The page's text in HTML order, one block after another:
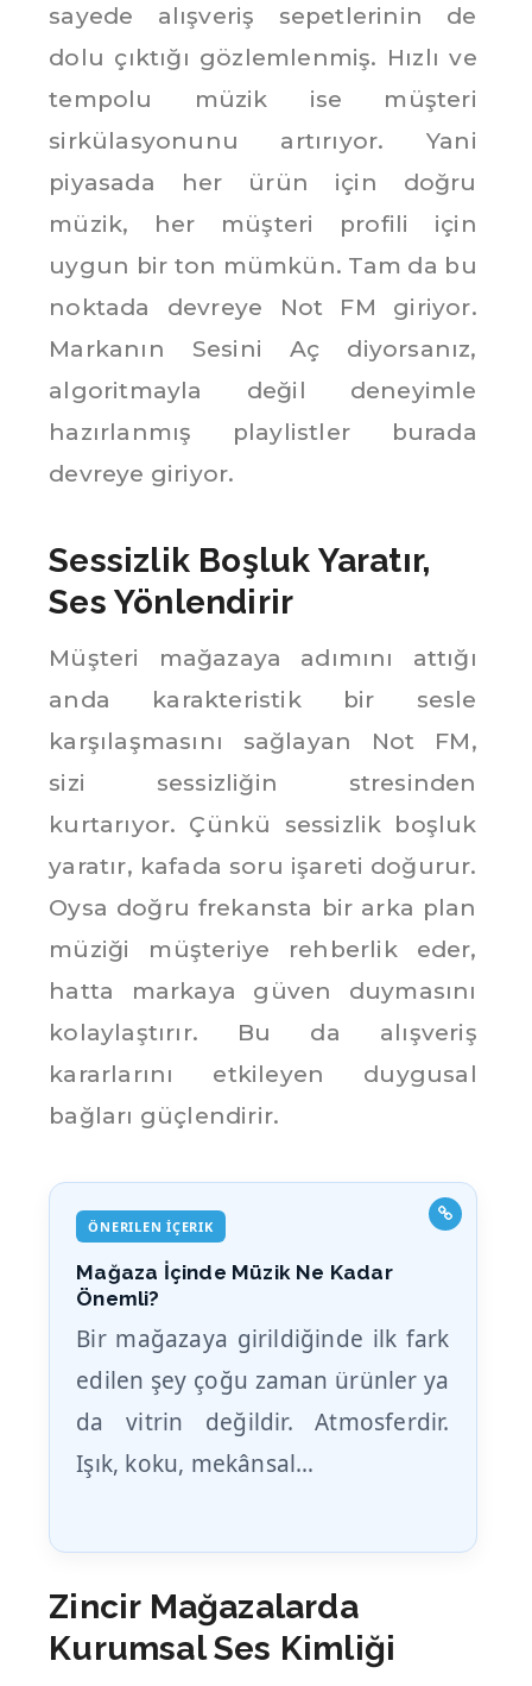
sayede alışveriş sepetlerinin de
dolu çıktığı gözlemlenmiş. Hızlı ve
tempolu müzik ise müşteri
sirkülasyonunu artırıyor. Yani
piyasada her ürün için doğru
müzik, her müşteri profili için
uygun bir ton mümkün. Tam da bu
noktada devreye Not FM giriyor.
Markanın Sesini Aç diyorsanız,
algoritmayla değil deneyimle
hazırlanmış playlistler burada
devreye giriyor.
Sessizlik Boşluk Yaratır,
Ses Yönlendirir
Müşteri mağazaya adımını attığı
anda karakteristik bir sesle
karşılaşmasını sağlayan Not FM,
sizi sessizliğin stresinden
kurtarıyor. Çünkü sessizlik boşluk
yaratır, kafada soru işareti doğurur.
Oysa doğru frekansta bir arka plan
müziği müşteriye rehberlik eder,
hatta markaya güven duymasını
kolaylaştırır. Bu da alışveriş
kararlarını etkileyen duygusal
bağları güçlendirir.
ÖNERILEN İÇERIK
Mağaza İçinde Müzik Ne Kadar
Önemli?
Bir mağazaya girildiğinde ilk fark
edilen şey çoğu zaman ürünler ya
da vitrin değildir. Atmosferdir.
Işık, koku, mekânsal…
Zincir Mağazalarda
Kurumsal Ses Kimliği